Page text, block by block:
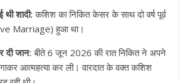
थी शादी:कशिश का निकित केसर के साथ दो वर्ष पूर्व
Marriage) हुआ था।
जान: बीते 6 जून 2026 की रात निकित ने अपने
आत्महत्या कर ली। वारदात के वक्त कशिश